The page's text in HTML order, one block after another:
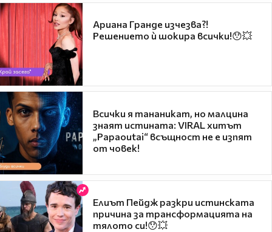
Ариана Гранде изчезва?!
Решението ѝ шокира всички!😯💥
Всички я тананикат, но малцина
знаят истината: VIRAL хитът
„Papaoutai“ всъщност не е изпят
от човек!
Елиът Пейдж разкри истинската
причина за трансформацията на
тялото си!😯💥